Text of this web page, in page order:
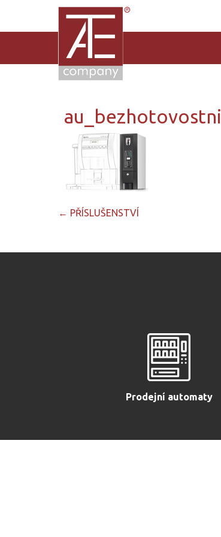
au_bezhotovostni
Post
← PŘÍSLUŠENSTVÍ
Prodejní automaty